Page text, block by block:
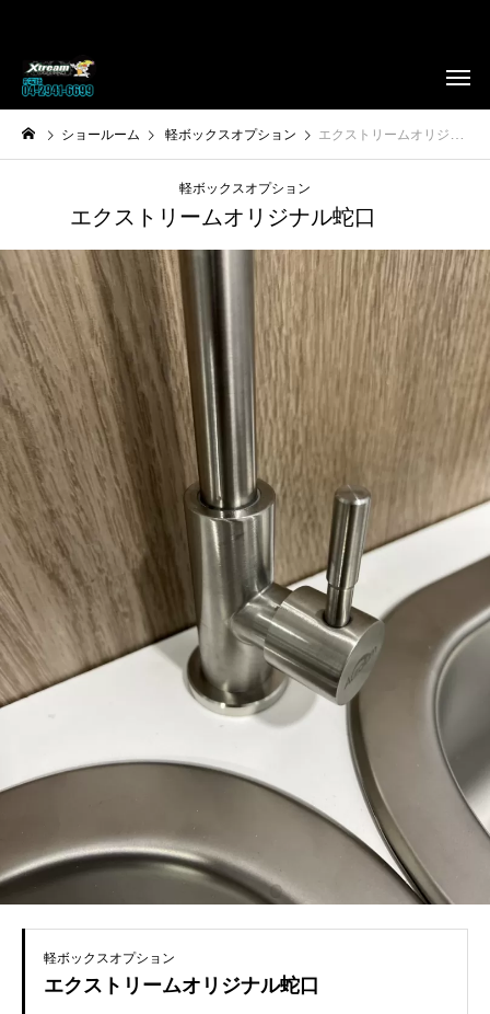
ショールーム 軽ボックスオプション エクストリームオリジナル蛇口
軽ボックスオプション
エクストリームオリジナル蛇口
軽ボックスオプション
エクストリームオリジナル蛇口